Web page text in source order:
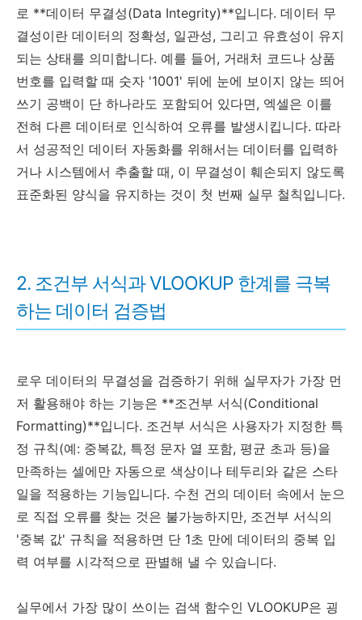
로 **데이터 무결성(Data Integrity)**입니다. 데이터 무
결성이란 데이터의 정확성, 일관성, 그리고 유효성이 유지
되는 상태를 의미합니다. 예를 들어, 거래처 코드나 상품
번호를 입력할 때 숫자 '1001' 뒤에 눈에 보이지 않는 띄어
쓰기 공백이 단 하나라도 포함되어 있다면, 엑셀은 이를
전혀 다른 데이터로 인식하여 오류를 발생시킵니다. 따라
서 성공적인 데이터 자동화를 위해서는 데이터를 입력하
거나 시스템에서 추출할 때, 이 무결성이 훼손되지 않도록
표준화된 양식을 유지하는 것이 첫 번째 실무 철칙입니다.
2. 조건부 서식과 VLOOKUP 한계를 극복
하는 데이터 검증법
로우 데이터의 무결성을 검증하기 위해 실무자가 가장 먼
저 활용해야 하는 기능은 **조건부 서식(Conditional
Formatting)**입니다. 조건부 서식은 사용자가 지정한 특
정 규칙(예: 중복값, 특정 문자 열 포함, 평균 초과 등)을
만족하는 셀에만 자동으로 색상이나 테두리와 같은 스타
일을 적용하는 기능입니다. 수천 건의 데이터 속에서 눈으
로 직접 오류를 찾는 것은 불가능하지만, 조건부 서식의
'중복 값' 규칙을 적용하면 단 1초 만에 데이터의 중복 입
력 여부를 시각적으로 판별해 낼 수 있습니다.
실무에서 가장 많이 쓰이는 검색 함수인 VLOOKUP은 굉